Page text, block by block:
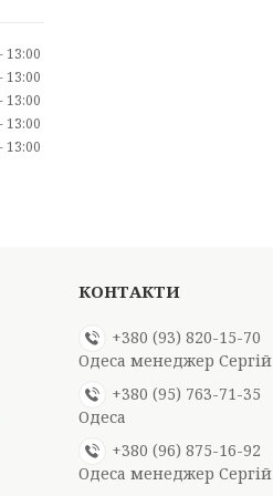
13:00
13:00
13:00
13:00
13:00
+380 (93) 820-15-70
Одеса менеджер Сергій
+380 (95) 763-71-35
Одеса
+380 (96) 875-16-92
Одеса менеджер Сергій